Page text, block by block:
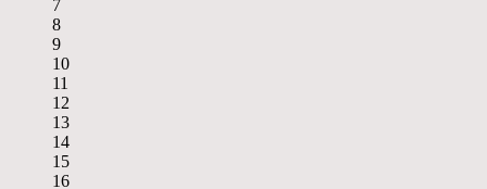
7
8
9
10
11
12
13
14
15
16